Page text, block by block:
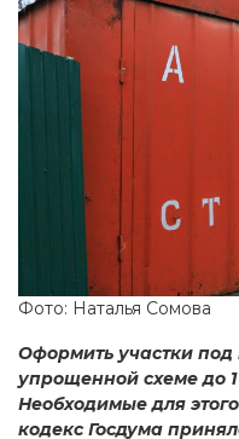
Фото: Наталья Сомова
Оформить участки
упрощенной схеме до 1
Необходимые для
кодекс Госдума